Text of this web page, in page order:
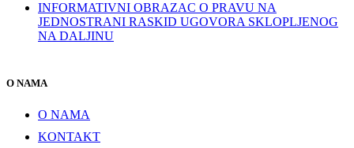
INFORMATIVNI OBRAZAC O PRAVU NA
JEDNOSTRANI RASKID UGOVORA SKLOPLJENOG
NA DALJINU
O NAMA
O NAMA
KONTAKT